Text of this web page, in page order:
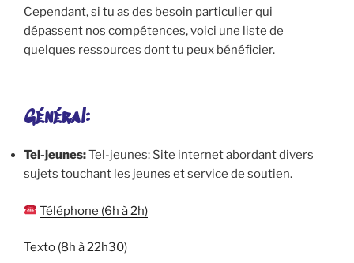
Cependant, si tu as des besoin particulier qui
dépassent nos compétences, voici une liste de
quelques ressources dont tu peux bénéficier.
Général:
Tel-jeunes:Tel-jeunes: Site internet abordant divers
sujets touchant les jeunes et service de soutien.
Téléphone (6h à 2h)‍
Texto (8h à 22h30)‍